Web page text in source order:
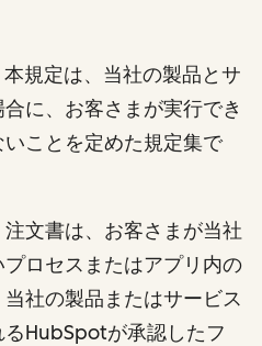
本規定は、当社の製品とサ
に、お客さまが実行でき
ことを定めた規定集で
文書は、お客さまが当社
ロセスまたはアプリ内の
社の製品またはサービス
HubSpotが承認したフ